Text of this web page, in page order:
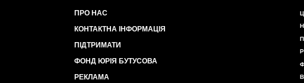
ПРО НАС
КОНТАКТНА ІНФОРМАЦІЯ
ПІДТРИМАТИ
ФОНД ЮРІЯ БУТУСОВА
РЕКЛАМА